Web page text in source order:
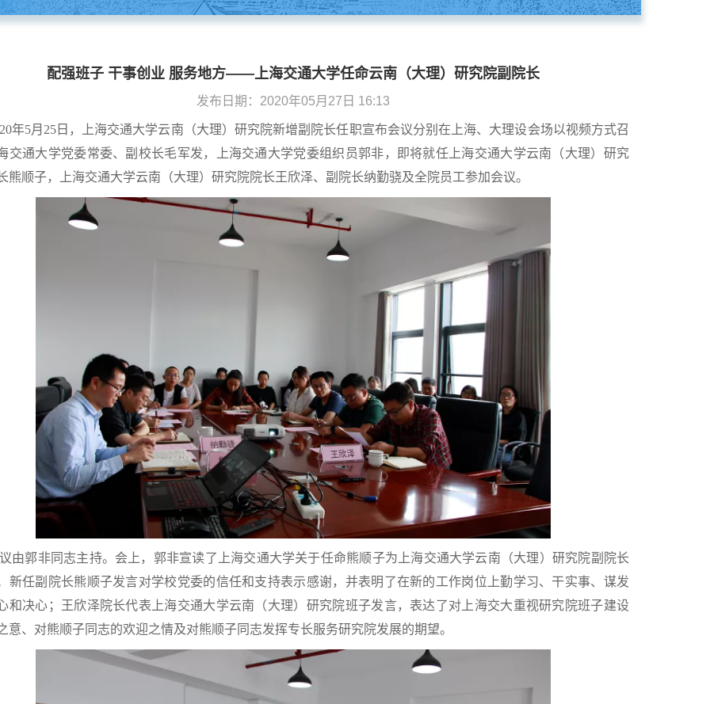
配强班子 干事创业 服务地方——上海交通大学任命云南（大理）研究院副院长
发布日期：2020年05月27日 16:13
年5月25日，上海交通大学云南（大理）研究院新增副院长任职宣布会议分别在上海、大理设会场以视频方式召
交通大学党委常委、副校长毛军发，上海交通大学党委组织员郭非，即将就任上海交通大学云南（大理）研究
熊顺子，上海交通大学云南（大理）研究院院长王欣泽、副院长纳勤骁及全院员工参加会议。
由郭非同志主持。会上，郭非宣读了上海交通大学关于任命熊顺子为上海交通大学云南（大理）研究院副院长
新任副院长熊顺子发言对学校党委的信任和支持表示感谢，并表明了在新的工作岗位上勤学习、干实事、谋发
和决心；王欣泽院长代表上海交通大学云南（大理）研究院班子发言，表达了对上海交大重视研究院班子建设
意、对熊顺子同志的欢迎之情及对熊顺子同志发挥专长服务研究院发展的期望。